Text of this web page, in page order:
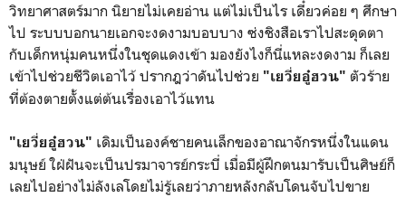
วิทยาศาสตร์มาก นิยายไม่เคยอ่าน แต่ไม่เป็นไร เดี๋ยวค่อย ๆ ศึกษา
ไป ระบบบอกนายเอกจะงดงามบอบบาง ซ่งชิงสือเราไปสะดุดตา
กับเด็กหนุ่มคนหนึ่งในชุดแดงเข้า มองยังไงก็นี่แหละงดงาม ก็เลย
เข้าไปช่วยชีวิตเอาไว้ ปรากฎว่าดันไปช่วย "เยวี่ยอู๋ฮวน" ตัวร้าย
ที่ต้องตายตั้งแต่ต้นเรื่องเอาไว้แทน
"เยวี่ยอู๋ฮวน" เดิมเป็นองค์ชายคนเล็กของอาณาจักรหนึ่งในแดน
มนุษย์ ใฝ่ฝันจะเป็นปรมาจารย์กระบี่ เมื่อมีผู้ฝึกตนมารับเป็นศิษย์ก็
เลยไปอย่างไม่ลังเลโดยไม่รู้เลยว่าภายหลังกลับโดนจับไปขาย